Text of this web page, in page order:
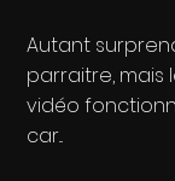
Autant
parraitre, mais
vidéo
car...